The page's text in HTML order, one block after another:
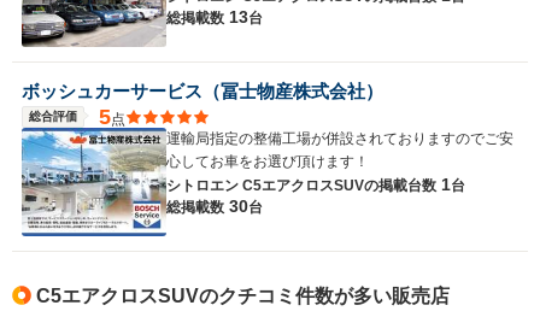
総掲載数 13台
ボッシュカーサービス（冨士物産株式会社）
総合評価 5点
運輸局指定の整備工場が併設されておりますのでご安
心してお車をお選び頂けます！
シトロエン C5エアクロスSUVの掲載台数 1台
総掲載数 30台
C5エアクロスSUVのクチコミ件数が多い販売店